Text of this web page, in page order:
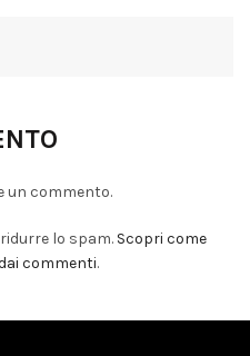
un commento.
lo spam. Scopri come
commenti.